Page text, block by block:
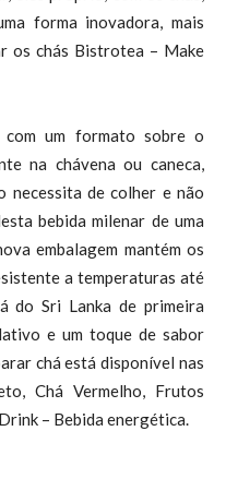
forma inovadora, mais
os chás Bistrotea – Make
com um formato sobre o
na chávena ou caneca,
necessita de colher e não
bebida milenar de uma
embalagem mantém os
a temperaturas até
do Sri Lanka de primeira
e um toque de sabor
chá está disponível nas
Chá Vermelho, Frutos
– Bebida energética.